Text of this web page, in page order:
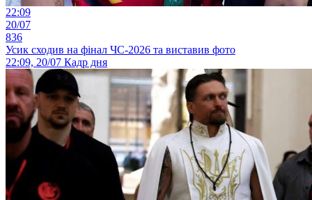
22:09
20/07
836
Усик сходив на фінал ЧС-2026 та виставив фото
22:09, 20/07 Кадр дня